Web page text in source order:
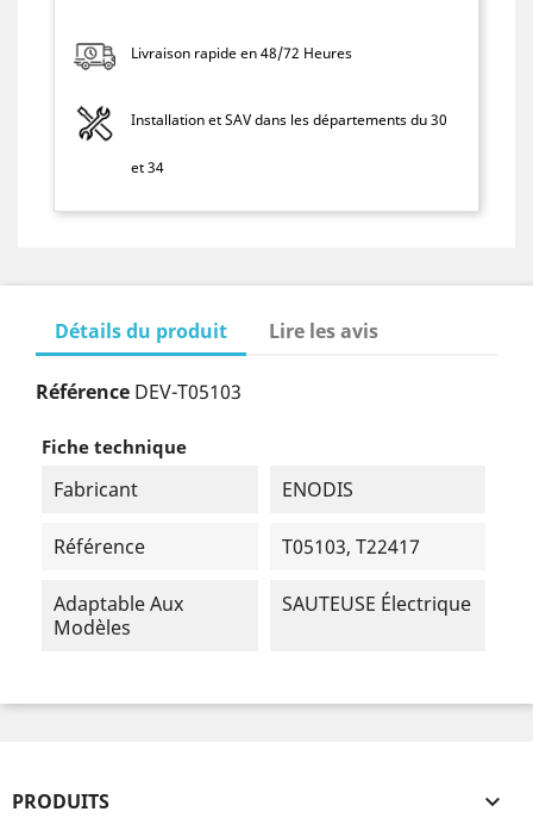
Livraison rapide en 48/72 Heures
Installation et SAV dans les départements du 30
et 34
Détails du produit Lire les avis
Référence DEV-T05103
Fiche technique
Fabricant ENODIS
Référence T05103, T22417
Adaptable Aux
Modèles
SAUTEUSE Électrique
PRODUITS 